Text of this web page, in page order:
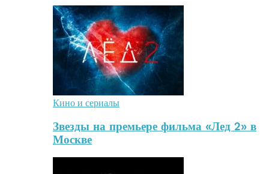
Кино и сериалы
Звезды на премьере фильма «Лед 2» в
Москве